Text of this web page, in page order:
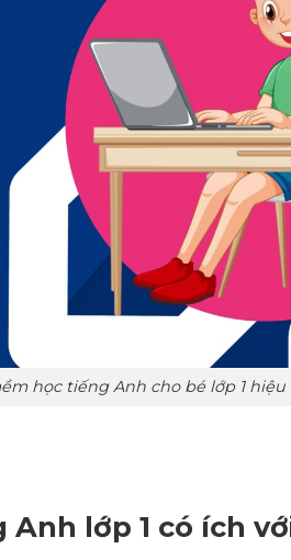
học tiếng Anh cho bé lớp 1
lớp 1 có ích